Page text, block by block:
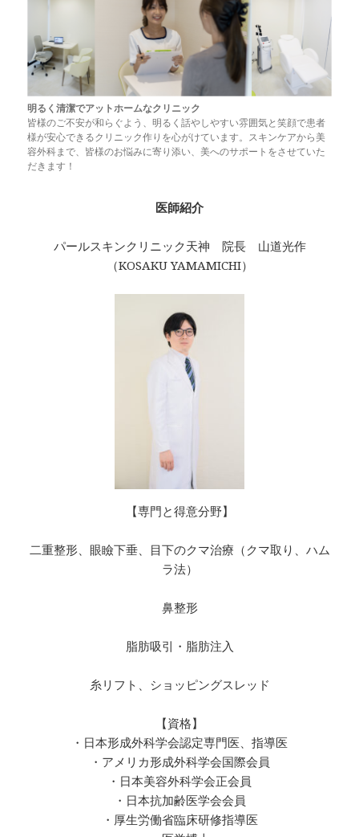
明るく清潔でアットホームなクリニック
皆様のご不安が和らぐよう、明るく話やしやすい雰囲気と笑顔で患者
様が安心できるクリニック作りを心がけています。スキンケアから美
容外科まで、皆様のお悩みに寄り添い、美へのサポートをさせていた
だきます！
医師紹介
パールスキンクリニック天神 院長 山道光作
（KOSAKU YAMAMICHI）
【専門と得意分野】
二重整形、眼瞼下垂、目下のクマ治療（クマ取り、ハム
ラ法）
鼻整形
脂肪吸引・脂肪注入
糸リフト、ショッピングスレッド
【資格】
・日本形成外科学会認定専門医、指導医
・アメリカ形成外科学会国際会員
・日本美容外科学会正会員
・日本抗加齢医学会会員
・厚生労働省臨床研修指導医